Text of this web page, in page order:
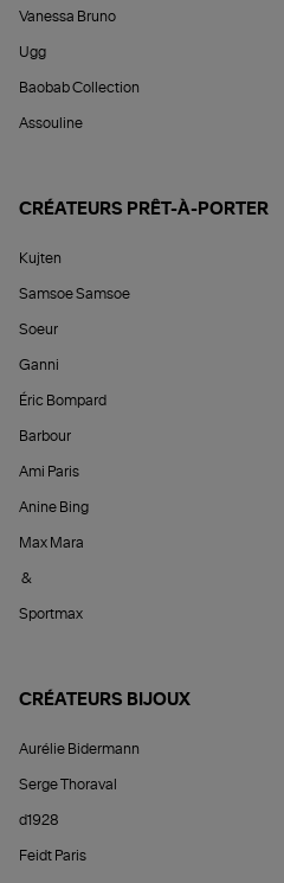
Vanessa Bruno
Ugg
Baobab Collection
Assouline
CRÉATEURS PRÊT-À-PORTER
Kujten
Samsoe Samsoe
Soeur
Ganni
Éric Bompard
Barbour
Ami Paris
Anine Bing
Max Mara
&
Sportmax
CRÉATEURS BIJOUX
Aurélie Bidermann
Serge Thoraval
d1928
Feidt Paris